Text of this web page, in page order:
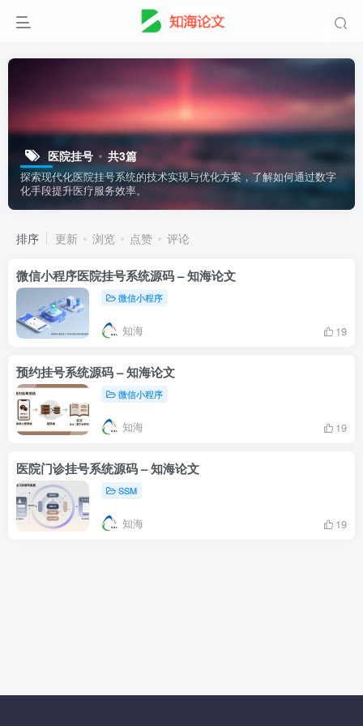
医院挂号 共3篇
探索现代化医院挂号系统的技术实现与优化方案，了解如何通过数字
化手段提升医疗服务效率。
排序 更新 浏览 点赞 评论
微信小程序医院挂号系统源码 – 知海论文
微信小程序
知海 19
预约挂号系统源码 – 知海论文
微信小程序
知海 19
医院门诊挂号系统源码 – 知海论文
SSM
知海 19